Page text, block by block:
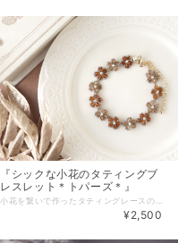
『シックな小花のタティングブ
レスレット＊トパーズ＊』
¥2,500